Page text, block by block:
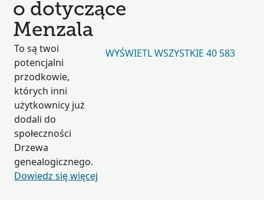
o dotyczące
Menzala
To są twoi
potencjalni
przodkowie,
których inni
użytkownicy już
dodali do
społeczności
Drzewa
genealogicznego.
Dowiedz się więcej
WYŚWIETL WSZYSTKIE 40 583